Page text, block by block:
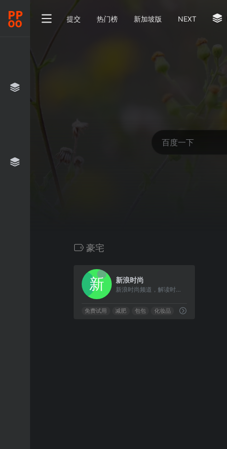
提交 热门榜 新加坡版 NEXT
豪宅
新浪时尚
新浪时尚频道，解读时尚圈热点事件；跟踪炫酷秀场趋势；传递实用资讯信息；引领愉悦生活方式。
免费试用 减肥 包包 化妆品